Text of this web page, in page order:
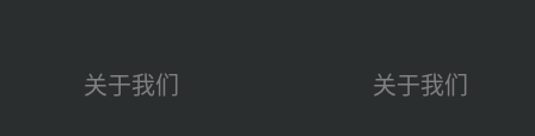
关于我们 关于我们